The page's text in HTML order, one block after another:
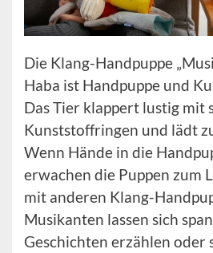
Die Klang-Handpuppe
Haba ist Handpuppe und
Das Tier klappert lustig mit
Kunststoffringen und lädt
Wenn Hände in die
erwachen die Puppen zum
mit anderen Klang-
Musikanten lassen sich
Geschichten erzählen oder